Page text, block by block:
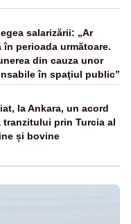
salarizării: „Ar
perioada următoare.
din cauza unor
în spaţiul public”
la Ankara, un acord
tranzitului prin Turcia al
și bovine